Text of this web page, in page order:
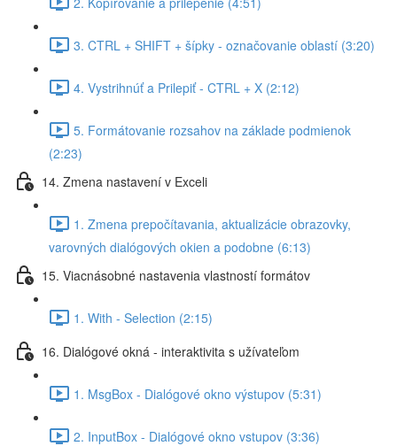
3. CTRL + SHIFT + šípky - označovanie oblastí (3:20)
4. Vystrihnúť a Prilepiť - CTRL + X (2:12)
5. Formátovanie rozsahov na základe podmienok
(2:23)
14. Zmena nastavení v Exceli
1. Zmena prepočítavania, aktualizácie obrazovky,
varovných dialógových okien a podobne (6:13)
15. Viacnásobné nastavenia vlastností formátov
1. With - Selection (2:15)
16. Dialógové okná - interaktivita s užívateľom
1. MsgBox - Dialógové okno výstupov (5:31)
2. InputBox - Dialógové okno vstupov (3:36)